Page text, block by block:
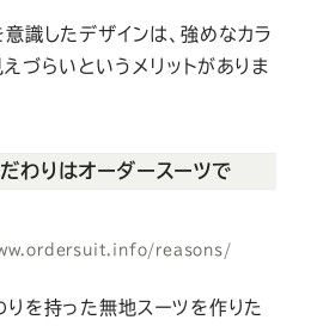
識したデザインは、強めなカラ
づらいというメリットがありま
わりはオーダースーツで
reasons/
を持った無地スーツを作りた